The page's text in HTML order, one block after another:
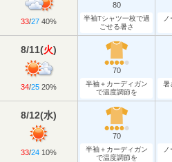
33/27 40%
80
半袖Tシャツ一枚で過
ごせる暑さ
8/11(火)
34/25 20%
70
半袖＋カーディガン
で温度調節を
暑
8/12(水)
33/24 10%
70
半袖＋カーディガン
で温度調節を